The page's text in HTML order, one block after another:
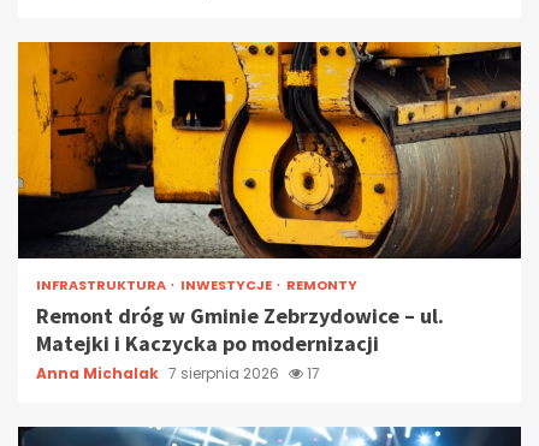
INFRASTRUKTURA INWESTYCJE REMONTY
Remont dróg w Gminie Zebrzydowice – ul.
Matejki i Kaczycka po modernizacji
Anna Michalak 7 sierpnia 2026 17